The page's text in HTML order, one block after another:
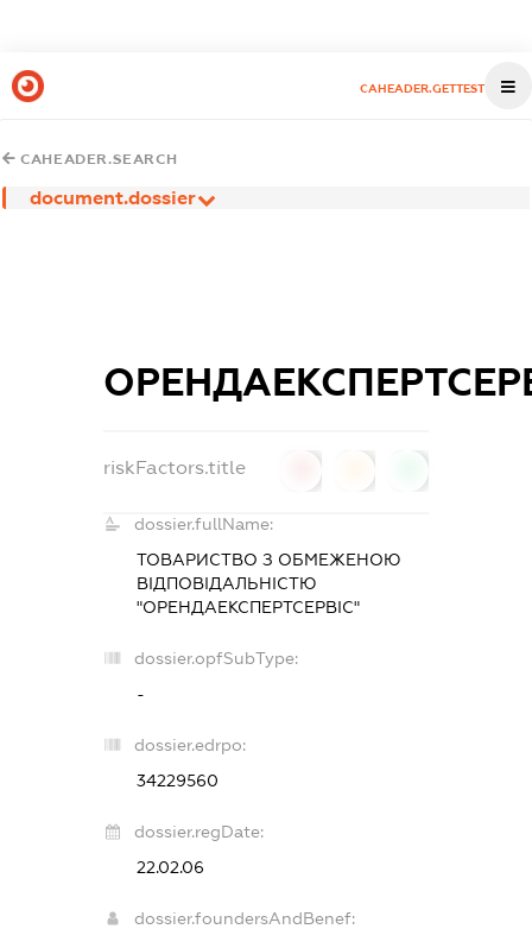
CAHEADER.GETTEST
CAHEADER.SEARCH
document.dossier
riskFactors.title
dossier.fullName:
ТОВАРИСТВО З ОБМЕЖЕНОЮ
ВІДПОВІДАЛЬНІСТЮ
"ОРЕНДАЕКСПЕРТСЕРВІС"
dossier.opfSubType:
-
dossier.edrpo:
34229560
dossier.regDate:
22.02.06
dossier.foundersAndBenef: